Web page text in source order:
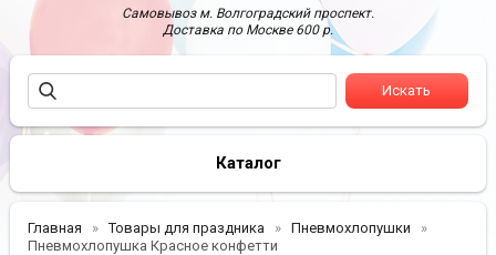
Самовывоз м. Волгоградский проспект.
Доставка по Москве 600 р.
Каталог
Главная Товары для праздника
Пневмохлопушки
Пневмохлопушка Красное конфетти